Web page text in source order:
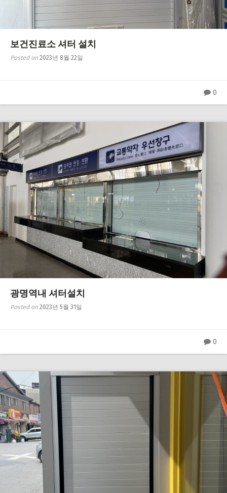
보건진료소 셔터 설치
Posted on 2023년 8월 22일
0
광명역내 셔터설치
Posted on 2023년 5월 31일
0